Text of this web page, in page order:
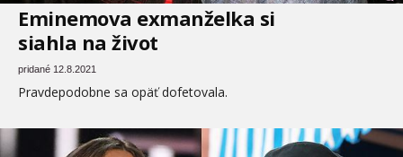
Eminemova exmanželka si
siahla na život
pridané 12.8.2021
Pravdepodobne sa opäť dofetovala.